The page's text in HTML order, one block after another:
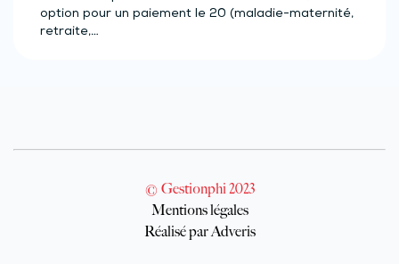
option pour un paiement le 20 (maladie-maternité,
retraite,…
© Gestionphi 2023
Mentions légales
Réalisé par Adveris